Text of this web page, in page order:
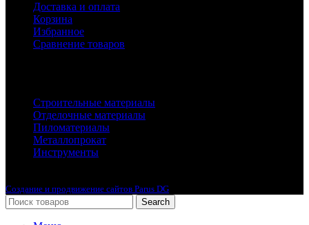
Доставка и оплата
Корзина
Избранное
Сравнение товаров
Строительные материалы
Отделочные материалы
Пиломатериалы
Металлопрокат
Инструменты
Создание и продвижение сайтов Parus DG
Search